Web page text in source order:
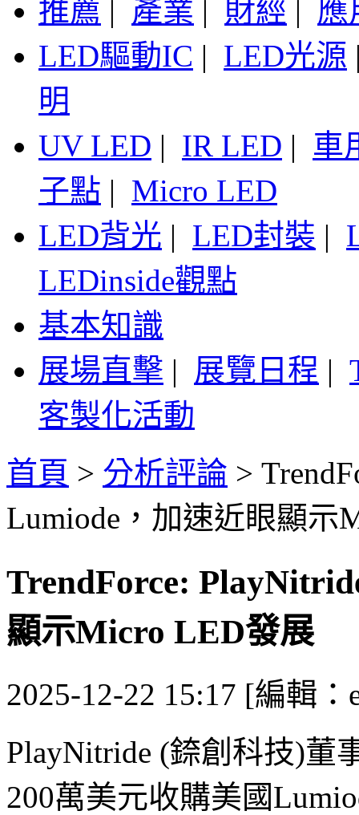
推薦 | 產業 | 財經 | 應
LED驅動IC | LED光源
明
UV LED | IR LED | 車
子點 | Micro LED
LED背光 | LED封裝 |
LEDinside觀點
基本知識
展場直擊 | 展覽日程 |
客製化活動
首頁 > 分析評論 >
Lumiode，加速近眼顯示
TrendForce:
顯示Micro LED發展
2025-12-22 15:17 [編輯：
PlayNitride (錼創科技)董
200萬美元收購美國